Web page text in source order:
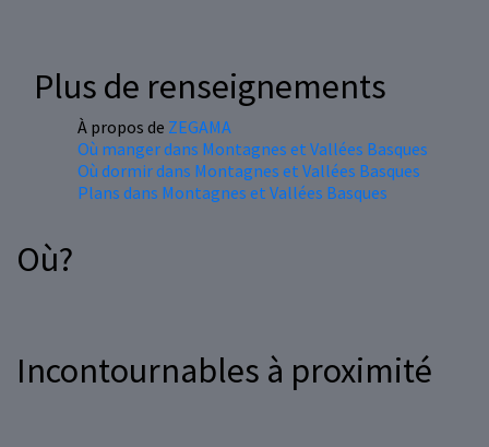
Plus de renseignements
À propos de ZEGAMA
Où manger dans Montagnes et Vallées Basques
Où dormir dans Montagnes et Vallées Basques
Plans dans Montagnes et Vallées Basques
Où?
Incontournables à proximité